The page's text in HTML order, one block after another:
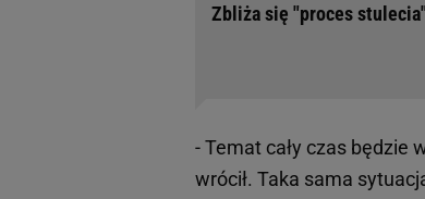
Zbliża się "proces
- Temat cały czas będzie
wrócił. Taka sama